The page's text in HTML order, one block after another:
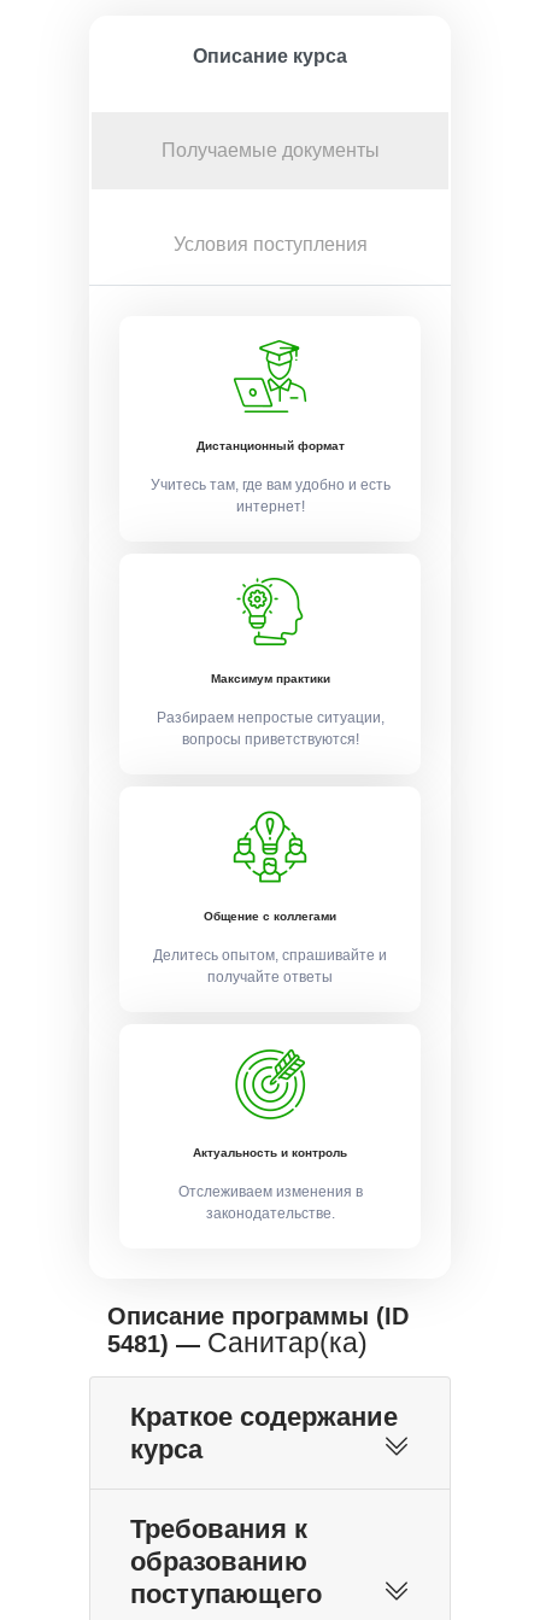
Описание курса
Получаемые документы
Условия поступления
Дистанционный формат
Учитесь там, где вам удобно и есть
интернет!
Максимум практики
Разбираем непростые ситуации,
вопросы приветствуются!
Общение с коллегами
Делитесь опытом, спрашивайте и
получайте ответы
Актуальность и контроль
Отслеживаем изменения в
законодательстве.
Описание программы (ID
5481) — Санитар(ка)
Краткое содержание
курса
Требования к
образованию
поступающего